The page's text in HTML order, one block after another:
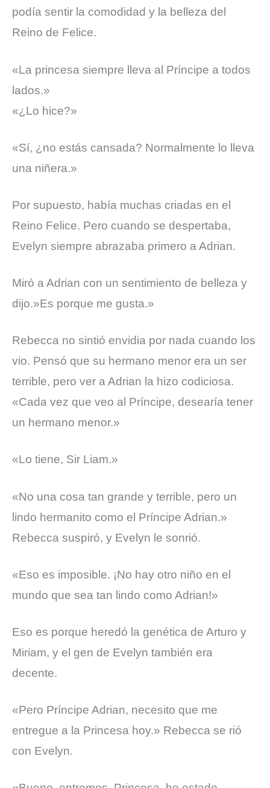
podía sentir la comodidad y la belleza del
Reino de Felice.
«La princesa siempre lleva al Príncipe a todos
lados.»
«¿Lo hice?»
«Sí, ¿no estás cansada? Normalmente lo lleva
una niñera.»
Por supuesto, había muchas criadas en el
Reino Felice. Pero cuando se despertaba,
Evelyn siempre abrazaba primero a Adrian.
Miró a Adrian con un sentimiento de belleza y
dijo.»Es porque me gusta.»
Rebecca no sintió envidia por nada cuando los
vio. Pensó que su hermano menor era un ser
terrible, pero ver a Adrian la hizo codiciosa.
«Cada vez que veo al Príncipe, desearía tener
un hermano menor.»
«Lo tiene, Sir Liam.»
«No una cosa tan grande y terrible, pero un
lindo hermanito como el Príncipe Adrian.»
Rebecca suspiró, y Evelyn le sonrió.
«Eso es imposible. ¡No hay otro niño en el
mundo que sea tan lindo como Adrian!»
Eso es porque heredó la genética de Arturo y
Miriam, y el gen de Evelyn también era
decente.
«Pero Príncipe Adrian, necesito que me
entregue a la Princesa hoy.» Rebecca se rió
con Evelyn.